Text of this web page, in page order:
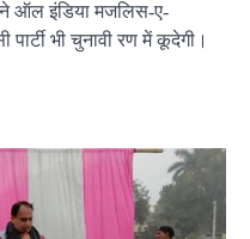
ऑल इंडिया मजलिस-ए-
भी चुनावी रण में कूदेगी।